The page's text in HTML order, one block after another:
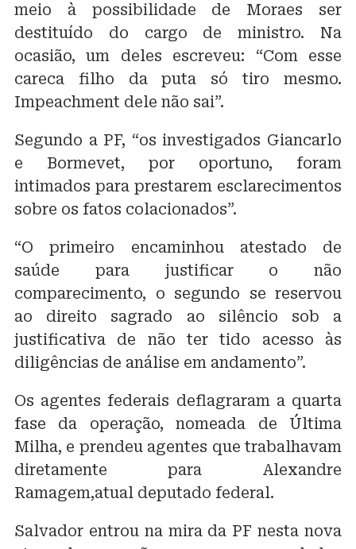
meio à possibilidade de Moraes ser
destituído do cargo de ministro. Na
ocasião, um deles escreveu: “Com esse
careca filho da puta só tiro mesmo.
Impeachment dele não sai”.
Segundo a PF, “os investigados Giancarlo
e Bormevet, por oportuno, foram
intimados para prestarem esclarecimentos
sobre os fatos colacionados”.
“O primeiro encaminhou atestado de
saúde para justificar o não
comparecimento, o segundo se reservou
ao direito sagrado ao silêncio sob a
justificativa de não ter tido acesso às
diligências de análise em andamento”.
Os agentes federais deflagraram a quarta
fase da operação, nomeada de Última
Milha, e prendeu agentes que trabalhavam
diretamente para Alexandre
Ramagem,atual deputado federal.
Salvador entrou na mira da PF nesta nova